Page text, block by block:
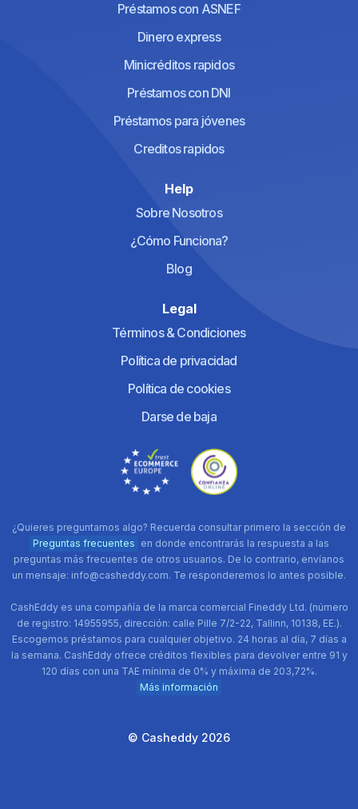
Préstamos con ASNEF
Dinero express
Minicréditos rapidos
Préstamos con DNI
Préstamos para jóvenes
Creditos rapidos
Help
Sobre Nosotros
¿Cómo Funciona?
Blog
Legal
Términos & Condiciones
Política de privacidad
Política de cookies
Darse de baja
¿Quieres preguntarnos algo? Recuerda consultar primero la sección de
Preguntas frecuentes en donde encontrarás la respuesta a las
preguntas más frecuentes de otros usuarios. De lo contrario, envíanos
un mensaje: info@casheddy.com. Te responderemos lo antes posible.
CashEddy es una compañía de la marca comercial Fineddy Ltd. (número
de registro: 14955955, dirección: calle Pille 7/2-22, Tallinn, 10138, EE.).
Escogemos préstamos para cualquier objetivo. 24 horas al día, 7 días a
la semana. CashEddy ofrece créditos flexibles para devolver entre 91 y
120 días con una TAE mínima de 0% y máxima de 203,72%.
Más información
© Casheddy 2026